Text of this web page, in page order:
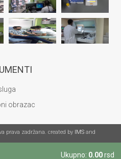
Ukupno: 0.00rsd
obrazac
prava zadržana. created by IMS and